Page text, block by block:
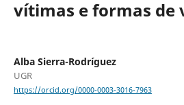
vítimas e formas de
Alba Sierra-Rodríguez
UGR
https://orcid.org/0000-0003-3016-7963